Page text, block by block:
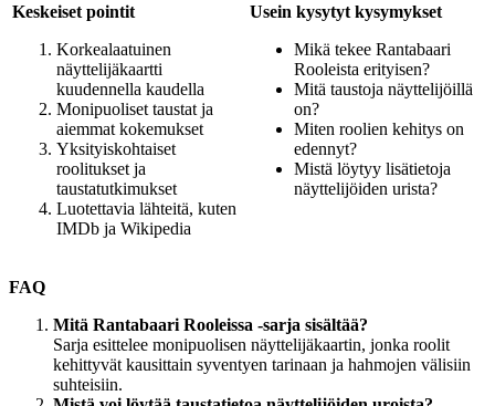
Keskeiset pointit
Korkealaatuinen
näyttelijäkaartti
kuudennella kaudella
Monipuoliset taustat ja
aiemmat kokemukset
Yksityiskohtaiset
roolitukset ja
taustatutkimukset
Luotettavia lähteitä, kuten
IMDb ja Wikipedia
Usein kysytyt kysymykset
Mikä tekee Rantabaari
Rooleista erityisen?
Mitä taustoja näyttelijöillä
on?
Miten roolien kehitys on
edennyt?
Mistä löytyy lisätietoja
näyttelijöiden urista?
FAQ
Mitä Rantabaari Rooleissa -sarja sisältää?
Sarja esittelee monipuolisen näyttelijäkaartin, jonka roolit
kehittyvät kausittain syventyen tarinaan ja hahmojen välisiin
suhteisiin.